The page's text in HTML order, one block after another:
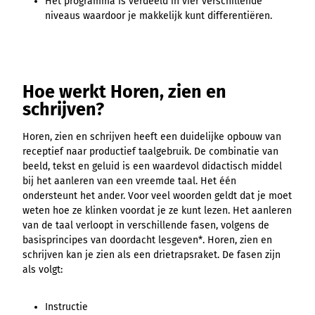
niveaus waardoor je makkelijk kunt differentiëren.
Hoe werkt Horen, zien en
schrijven?
Horen, zien en schrijven heeft een duidelijke opbouw van
receptief naar productief taalgebruik. De combinatie van
beeld, tekst en geluid is een waardevol didactisch middel
bij het aanleren van een vreemde taal. Het één
ondersteunt het ander. Voor veel woorden geldt dat je moet
weten hoe ze klinken voordat je ze kunt lezen. Het aanleren
van de taal verloopt in verschillende fasen, volgens de
basisprincipes van doordacht lesgeven*. Horen, zien en
schrijven kan je zien als een drietrapsraket. De fasen zijn
als volgt:
Instructie